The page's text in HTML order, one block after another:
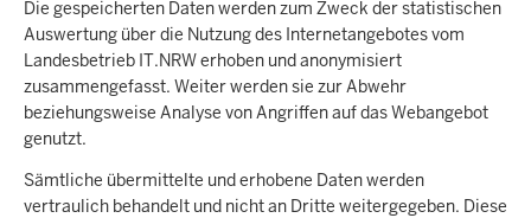
Die gespeicherten Daten werden zum Zweck der statistischen
Auswertung über die Nutzung des Internetangebotes vom
Landesbetrieb IT.NRW erhoben und anonymisiert
zusammengefasst. Weiter werden sie zur Abwehr
beziehungsweise Analyse von Angriffen auf das Webangebot
genutzt.
Sämtliche übermittelte und erhobene Daten werden
vertraulich behandelt und nicht an Dritte weitergegeben. Diese